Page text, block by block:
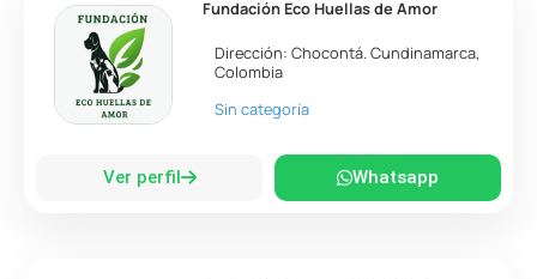
Fundación Eco Huellas de Amor
Dirección:Chocontá.Cundinamarca,
Colombia
Sin categoría
Ver perfil Whatsapp